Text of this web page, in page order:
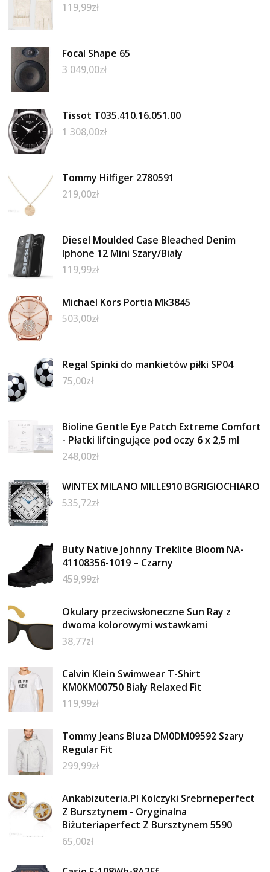
119,99zł
Focal Shape 65
3 049,00zł
Tissot T035.410.16.051.00
1 308,00zł
Tommy Hilfiger 2780591
219,00zł
Diesel Moulded Case Bleached Denim
Iphone 12 Mini Szary/Biały
119,99zł
Michael Kors Portia Mk3845
503,00zł
Regal Spinki do mankietów piłki SP04
75,00zł
Bioline Gentle Eye Patch Extreme Comfort
- Płatki liftingujące pod oczy 6 x 2,5 ml
248,00zł
WINTEX MILANO MILLE910 BGRIGIOCHIARO
535,72zł
Buty Native Johnny Treklite Bloom NA-
41108356-1019 – Czarny
459,99zł
Okulary przeciwsłoneczne Sun Ray z
dwoma kolorowymi wstawkami
38,77zł
Calvin Klein Swimwear T-Shirt
KM0KM00750 Biały Relaxed Fit
119,99zł
Tommy Jeans Bluza DM0DM09592 Szary
Regular Fit
299,99zł
Ankabizuteria.Pl Kolczyki Srebrneperfect
Z Bursztynem - Oryginalna
Biżuteriaperfect Z Bursztynem 5590
65,00zł